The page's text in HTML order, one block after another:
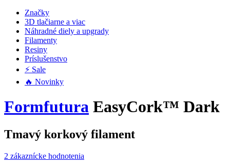
Značky
3D tlačiarne a viac
Náhradné diely a upgrady
Filamenty
Resiny
Príslušenstvo
⚡ Sale
🔥 Novinky
Formfutura EasyCork™ Dark
Tmavý korkový filament
2 zákaznícke hodnotenia